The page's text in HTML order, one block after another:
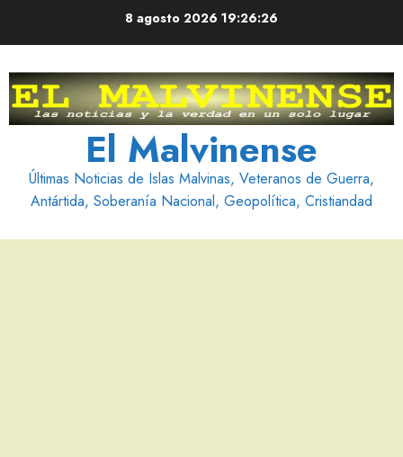
8 agosto 202619:26:28
El Malvinense
Últimas Noticias de Islas Malvinas, Veteranos de Guerra,
Antártida, Soberanía Nacional, Geopolítica, Cristiandad